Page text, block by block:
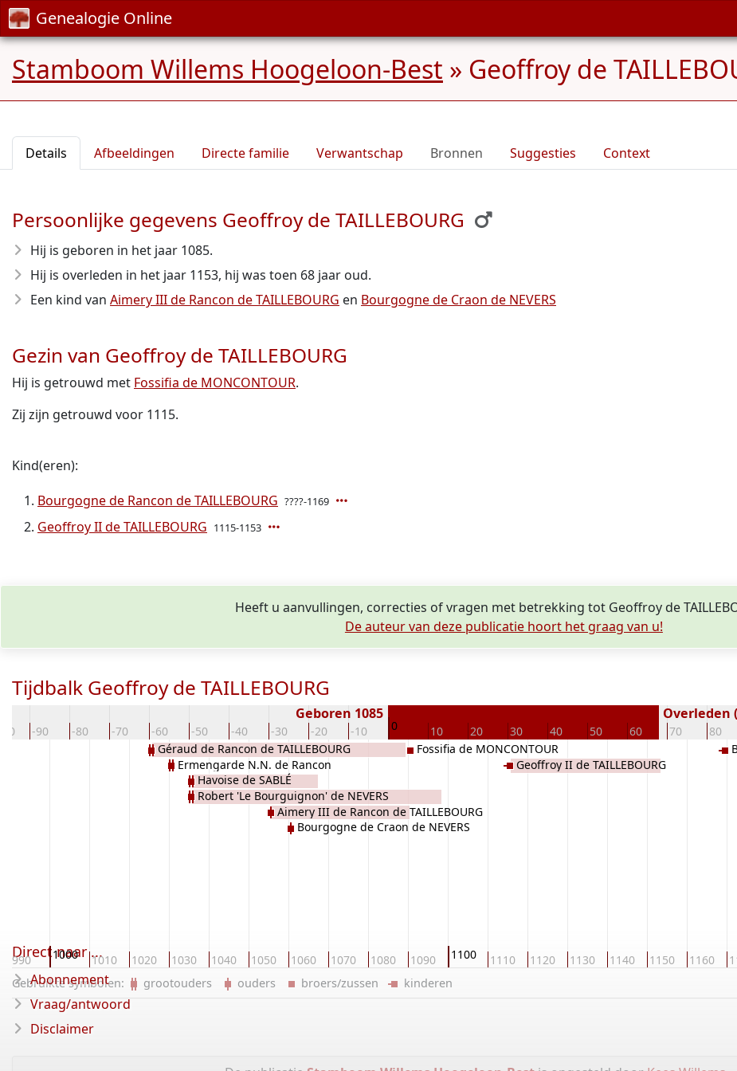
Genealogie Online
Stamboom Willems Hoogeloon-Best » Geoffroy de
Details Afbeeldingen Directe familie Verwantschap Bronnen Suggesties Context
Persoonlijke gegevens Geoffroy de TAILLEBOURG
Hij is geboren in het jaar 1085.
Hij is overleden in het jaar 1153, hij was toen 68 jaar oud.
Een kind van Aimery III de Rancon de TAILLEBOURG en Bourgogne de Craon de NEVERS
Gezin van Geoffroy de TAILLEBOURG
Hij is getrouwd met Fossifia de MONCONTOUR.
Zij zijn getrouwd voor 1115.
Kind(eren):
Bourgogne de Rancon de TAILLEBOURG ????-1169
Geoffroy II de TAILLEBOURG 1115-1153
Heeft u aanvullingen, correcties of vragen met betrekking tot Geoffroy de
De auteur van deze publicatie hoort het graag van u!
Tijdbalk Geoffroy de TAILLEBOURG
-90 -80 -70 -60 -50 -40 -30 -20 -10 0 10 20 30 40 50 60 70 80
Geboren 1085 Overleden
990 1000 1010 1020 1030 1040 1050 1060 1070 1080 1090 1100 1110 1120 1130 1140 1150 1160
Géraud de Rancon de TAILLEBOURG
Ermengarde N.N. de Rancon
Havoise de SABLÉ
Robert 'Le Bourguignon' de NEVERS
Aimery III de Rancon de TAILLEBOURG
Bourgogne de Craon de NEVERS
Fossifia de MONCONTOUR
Geoffroy II de TAILLEBOURG
Gebruikte symbolen: grootouders ouders broers/zussen kinderen
Direct naar ...
Abonnement
Vraag/antwoord
Disclaimer